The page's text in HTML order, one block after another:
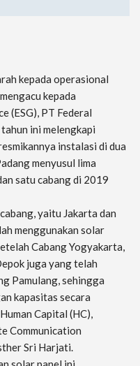
kepada operasional
kepada
(ESG), PT Federal
ini melengkapi
instalasi di dua
menyusul lima
satu cabang di 2019
yaitu Jakarta dan
menggunakan solar
Cabang Yogyakarta,
juga yang telah
Pamulang, sehingga
kapasitas secara
Capital (HC),
Communication
Sri Harjati.